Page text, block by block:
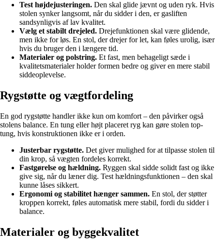
Test højdejusteringen. Den skal glide jævnt og uden ryk. Hvis
stolen synker langsomt, når du sidder i den, er gasliften
sandsynligvis af lav kvalitet.
Vælg et stabilt drejeled. Drejefunktionen skal være glidende,
men ikke for løs. En stol, der drejer for let, kan føles urolig, især
hvis du bruger den i længere tid.
Materialer og polstring. Et fast, men behageligt sæde i
kvalitetsmaterialer holder formen bedre og giver en mere stabil
siddeoplevelse.
Rygstøtte og vægtfordeling
En god rygstøtte handler ikke kun om komfort – den påvirker også
stolens balance. En tung eller højt placeret ryg kan gøre stolen top-
tung, hvis konstruktionen ikke er i orden.
Justerbar rygstøtte. Det giver mulighed for at tilpasse stolen til
din krop, så vægten fordeles korrekt.
Fastgørelse og hældning. Ryggen skal sidde solidt fast og ikke
give sig, når du læner dig. Test hældningsfunktionen – den skal
kunne låses sikkert.
Ergonomi og stabilitet hænger sammen. En stol, der støtter
kroppen korrekt, føles automatisk mere stabil, fordi du sidder i
balance.
Materialer og byggekvalitet